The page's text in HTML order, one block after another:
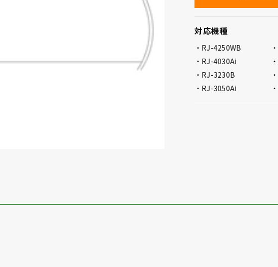
対応機種
RJ-4250WB
RJ-4030Ai
RJ-3230B
RJ-3050Ai